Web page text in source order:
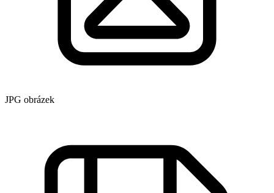
JPG obrázek